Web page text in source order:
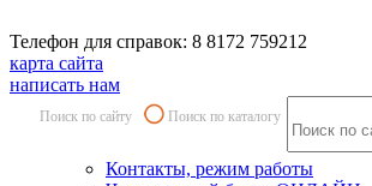
Телефон для справок: 8 8172 759212
карта сайта
написать нам
Поиск по сайту Поиск по каталогу
Контакты, режим работы